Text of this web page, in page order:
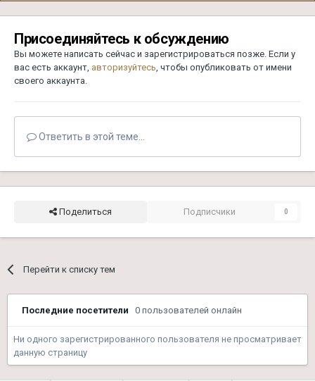
Присоединяйтесь к обсуждению
Вы можете написать сейчас и зарегистрироваться позже. Если у
вас есть аккаунт, авторизуйтесь , чтобы опубликовать от имени
своего аккаунта.
Ответить в этой теме...
Поделиться Подписчики 0
Перейти к списку тем
Последние посетители 0 пользователей онлайн
Ни одного зарегистрированного пользователя не просматривает
данную страницу